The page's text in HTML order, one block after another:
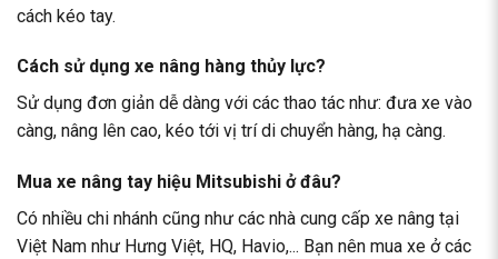
cách kéo tay.
Cách sử dụng xe nâng hàng thủy lực?
Sử dụng đơn giản dễ dàng với các thao tác như: đưa xe vào
càng, nâng lên cao, kéo tới vị trí di chuyển hàng, hạ càng.
Mua xe nâng tay hiệu Mitsubishi ở đâu?
Có nhiều chi nhánh cũng như các nhà cung cấp xe nâng tại
Việt Nam như Hưng Việt, HQ, Havio,... Bạn nên mua xe ở các